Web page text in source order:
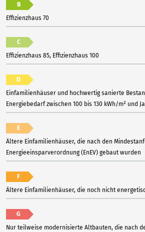
B
Effizienzhaus 70
C
Effizienzhaus 85, Effizienzhaus 100
D
Einfamilienhäuser und hochwertig sanierte
Energiebedarf zwischen 100 bis 130 kWh/m² und
E
Ältere Einfamilienhäuser, die nach den
Energieeinsparverordnung (EnEV) gebaut wurden
F
Ältere Einfamilienhäuser, die noch nicht
G
Nur teilweise modernisierte Altbauten, die nach